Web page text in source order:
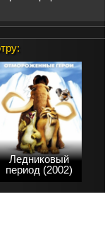
Ледниковый
период (2002)